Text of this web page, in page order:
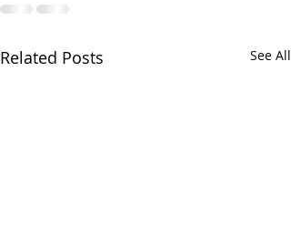
Related Posts See All